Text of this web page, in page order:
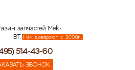
Нам доверяют с 2008г.
514-43-60
ЗВОНОК